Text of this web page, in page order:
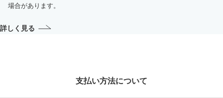
場合があります。
詳しく見る
支払い方法について